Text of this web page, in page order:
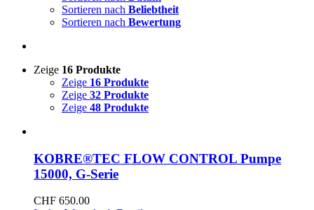
Sortieren nach Beliebtheit
Sortieren nach Bewertung
Zeige 16 Produkte
Zeige 16 Produkte
Zeige 32 Produkte
Zeige 48 Produkte
KOBRE®TEC FLOW CONTROL Pumpe
15000, G-Serie
CHF 650.00